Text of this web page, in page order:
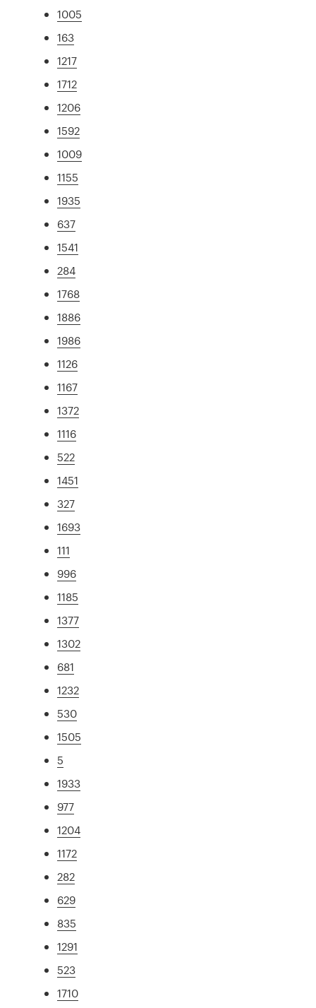
1005
163
1217
1712
1206
1592
1009
1155
1935
637
1541
284
1768
1886
1986
1126
1167
1372
1116
522
1451
327
1693
111
996
1185
1377
1302
681
1232
530
1505
5
1933
977
1204
1172
282
629
835
1291
523
1710